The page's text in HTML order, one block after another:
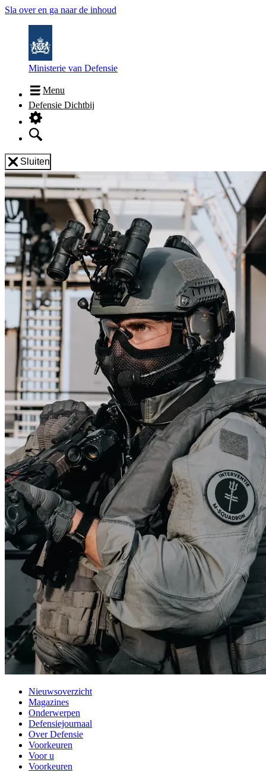
Sla over en ga naar de inhoud
Ministerie van Defensie
Menu
Defensie Dichtbij
Sluiten
Nieuwsoverzicht
Magazines
Onderwerpen
Defensiejournaal
Over Defensie
Voorkeuren
Voor u
Voorkeuren